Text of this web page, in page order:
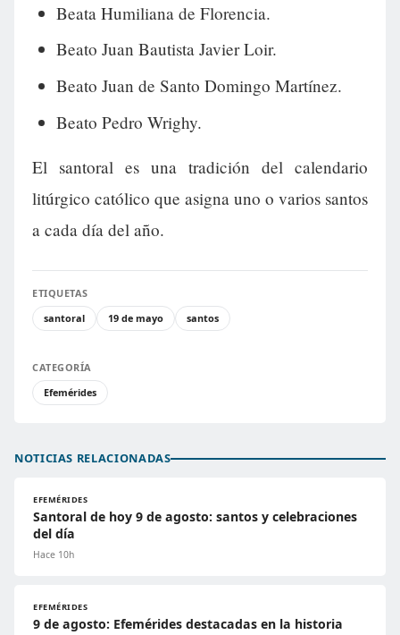
Beata Humiliana de Florencia.
Beato Juan Bautista Javier Loir.
Beato Juan de Santo Domingo Martínez.
Beato Pedro Wrighy.
El santoral es una tradición del calendario
litúrgico católico que asigna uno o varios santos
a cada día del año.
ETIQUETAS
santoral
19 de mayo santos
CATEGORÍA
Efemérides
NOTICIAS RELACIONADAS
EFEMÉRIDES
Santoral de hoy 9 de agosto: santos y celebraciones
del día
Hace 10h
EFEMÉRIDES
9 de agosto: Efemérides destacadas en la historia